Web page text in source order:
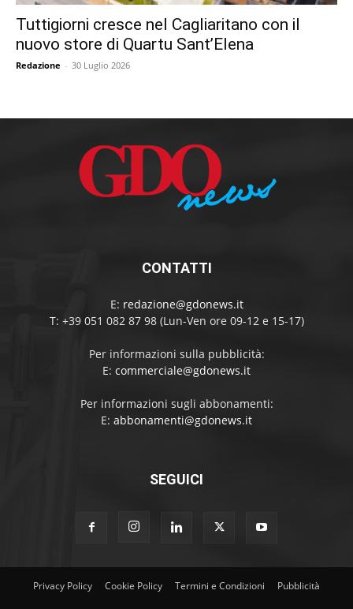
Tuttigiorni cresce nel Cagliaritano con il
nuovo store di Quartu Sant’Elena
Redazione - 30 Luglio 2026
CONTATTI
E: redazione@gdonews.it
T: +39 051 082 87 98 (Lun-Ven ore 09-12 e 15-17)
Per informazioni sulla pubblicità:
E: commerciale@gdonews.it
Per informazioni sugli abbonamenti:
E: abbonamenti@gdonews.it
SEGUICI
Privacy Policy Cookie Policy Termini e Condizioni Pubblicità